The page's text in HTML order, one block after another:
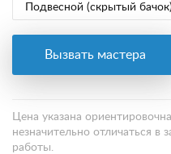
Подвесной (скрытый бачок)
Вызвать мастера
Цена указана
незначительно отличаться в
работы.